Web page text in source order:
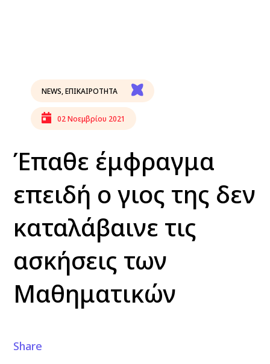
NEWS,ΕΠΙΚΑΙΡΟΤΗΤΑ
02 Νοεμβρίου 2021
Έπαθε έμφραγμα
επειδή ο γιος της δεν
καταλάβαινε τις
ασκήσεις των
Μαθηματικών
Share